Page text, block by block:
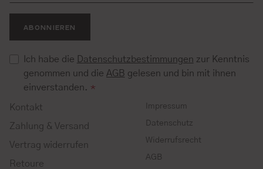
ABONNIEREN
Ich habe die Datenschutzbestimmungen zur Kenntnis
genommen und die AGB gelesen und bin mit ihnen
einverstanden. *
Kontakt
Zahlung & Versand
Vertrag widerrufen
Retoure
Impressum
Datenschutz
Widerrufsrecht
AGB